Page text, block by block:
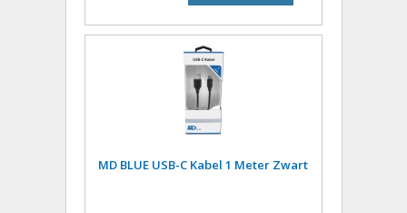
MD BLUE USB-C Kabel 1 Meter Zwart